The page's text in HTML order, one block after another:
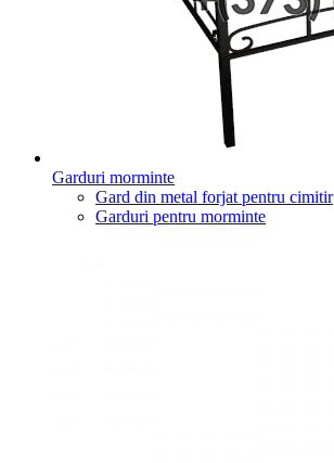
Garduri morminte
Gard din metal forjat pentru cimitir
Garduri pentru morminte